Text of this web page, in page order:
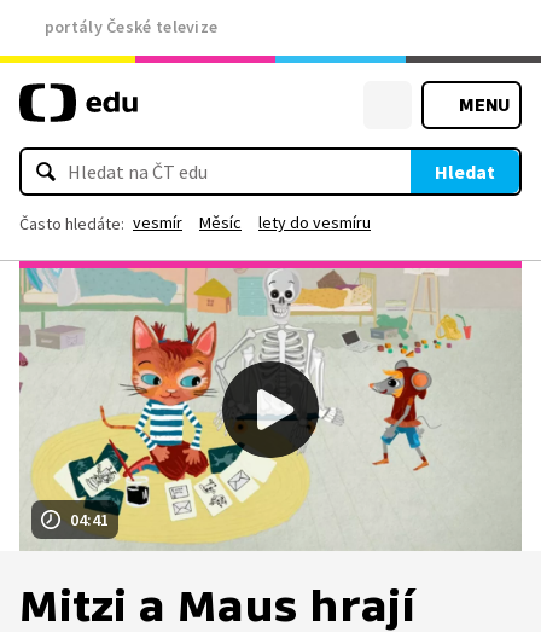
portály České televize
MENU
Hledat
Často hledáte: vesmír Měsíc lety do vesmíru
04:41
Mitzi a Maus hrají